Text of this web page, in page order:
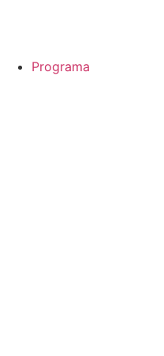
Programa